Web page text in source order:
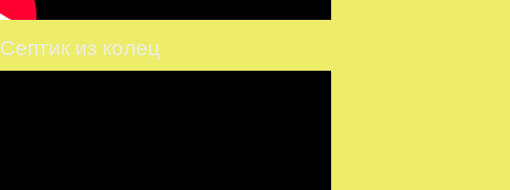
Септик из колец